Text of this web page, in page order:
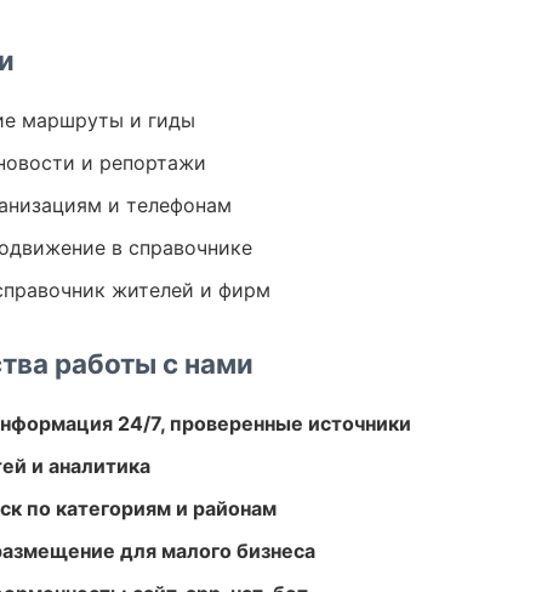
маршруты и гиды
и репортажи
и телефонам
в справочнике
жителей и фирм
работы с нами
24/7, проверенные источники
и аналитика
по категориям и районам
для малого бизнеса